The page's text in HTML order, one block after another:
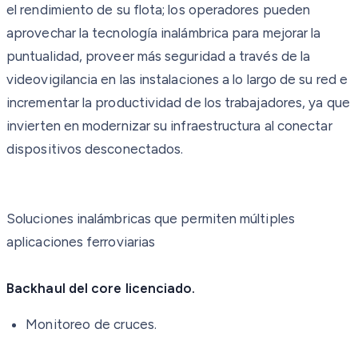
el rendimiento de su flota; los operadores pueden
aprovechar la tecnología inalámbrica para mejorar la
puntualidad, proveer más seguridad a través de la
videovigilancia en las instalaciones a lo largo de su red e
incrementar la productividad de los trabajadores, ya que
invierten en modernizar su infraestructura al conectar
dispositivos desconectados.
Soluciones inalámbricas que permiten múltiples
aplicaciones ferroviarias
Backhaul del core licenciado.
Monitoreo de cruces.